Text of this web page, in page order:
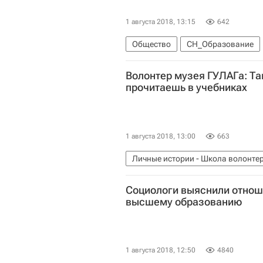
1 августа 2018, 13:15 642
Общество
СН_Образование
Федеральная служба по надзору
Единый государственный
Волонтер музея ГУЛАГа:
прочитаешь в учебниках
1 августа 2018, 13:00 663
Личные истории - Школа
Социальное волонтерство -
Культурное волонтерство -
Социологи выяснили
высшему образованию
1 августа 2018, 12:50 4840